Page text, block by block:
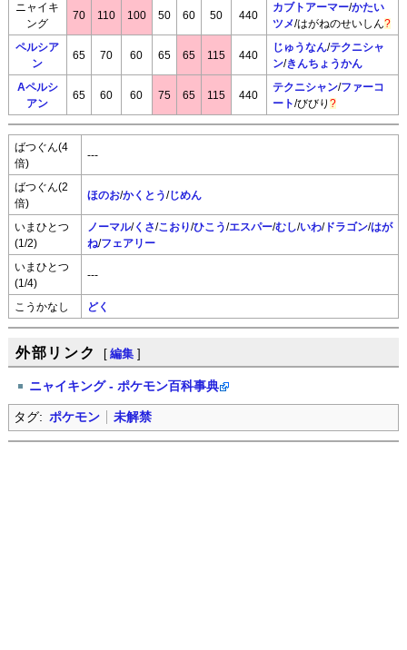
ニャイキ
ング
70 110 100 50 60 50 440
カブトアーマー/かたい
ツメ/はがねのせいしん?
ペルシア
ン
65 70 60 65 65 115 440
じゅうなん/テクニシャ
ン/きんちょうかん
Aペルシ
アン
65 60 60 75 65 115 440
テクニシャン/ファーコ
ート/びびり ?
ばつぐん(4
倍)
---
ばつぐん(2
倍)
ほのお/かくとう/じめん
いまひとつ
(1/2)
ノーマル/くさ/こおり/ひこう/エスパー/むし/いわ/ドラゴン/はが
ね/フェアリー
いまひとつ
(1/4)
---
こうかなし どく
外部リンク [ 編集 ]
ニャイキング - ポケモン百科事典
タグ: ポケモン 未解禁